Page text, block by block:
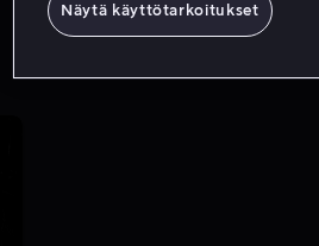
Näytä käyttötarkoitukset